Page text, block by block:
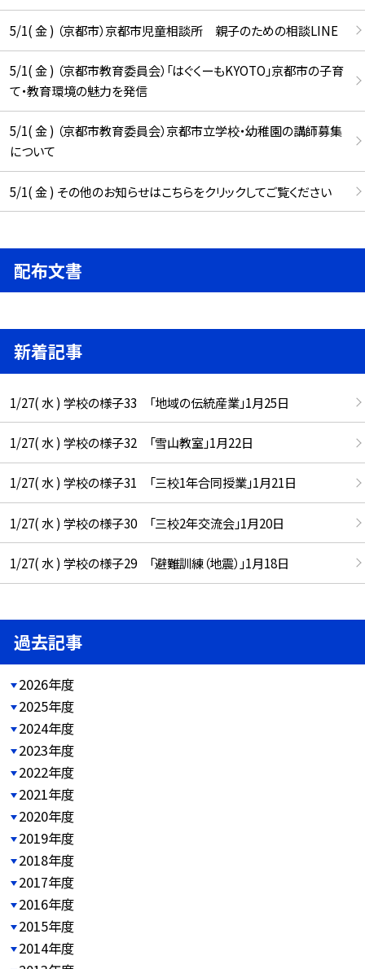
5/1( 金 ) （京都市）京都市児童相談所 親子のための相談LINE
5/1( 金 ) （京都市教育委員会）「はぐくーもKYOTO」京都市の子育
て・教育環境の魅力を発信
5/1( 金 ) （京都市教育委員会）京都市立学校・幼稚園の講師募集
について
5/1( 金 ) その他のお知らせはこちらをクリックしてご覧ください
配布文書
新着記事
1/27( 水 ) 学校の様子33 「地域の伝統産業」1月25日
1/27( 水 ) 学校の様子32 「雪山教室」1月22日
1/27( 水 ) 学校の様子31 「三校1年合同授業」1月21日
1/27( 水 ) 学校の様子30 「三校2年交流会」1月20日
1/27( 水 ) 学校の様子29 「避難訓練（地震）」1月18日
過去記事
2026年度
2025年度
2024年度
2023年度
2022年度
2021年度
2020年度
2019年度
2018年度
2017年度
2016年度
2015年度
2014年度